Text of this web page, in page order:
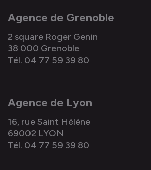
Agence de Grenoble
2 square Roger Genin
38 000 Grenoble
Tél. 04 77 59 39 80
Agence de Lyon
16, rue Saint Hélène
69002 LYON
Tél. 04 77 59 39 80